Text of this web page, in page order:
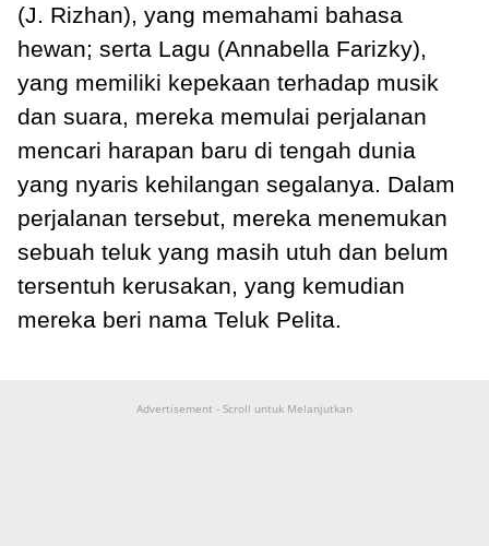
(J. Rizhan), yang memahami bahasa
hewan; serta Lagu (Annabella Farizky),
yang memiliki kepekaan terhadap musik
dan suara, mereka memulai perjalanan
mencari harapan baru di tengah dunia
yang nyaris kehilangan segalanya. Dalam
perjalanan tersebut, mereka menemukan
sebuah teluk yang masih utuh dan belum
tersentuh kerusakan, yang kemudian
mereka beri nama Teluk Pelita.
Advertisement - Scroll untuk Melanjutkan